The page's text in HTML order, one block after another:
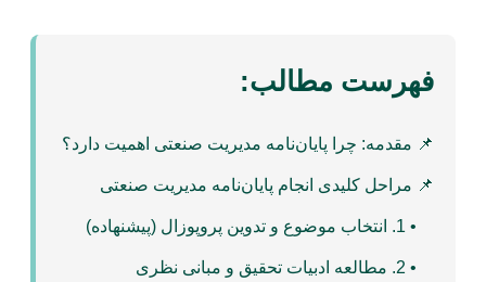
فهرست مطالب:
📌 مقدمه: چرا پایان‌نامه مدیریت صنعتی اهمیت دارد؟
📌 مراحل کلیدی انجام پایان‌نامه مدیریت صنعتی
• 1. انتخاب موضوع و تدوین پروپوزال (پیشنهاده)
• 2. مطالعه ادبیات تحقیق و مبانی نظری